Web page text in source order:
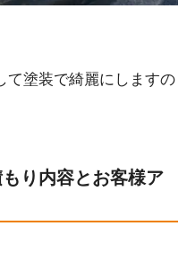
て塗装で綺麗にしますの
り内容とお客様ア